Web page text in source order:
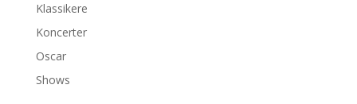
Klassikere
Koncerter
Oscar
Shows